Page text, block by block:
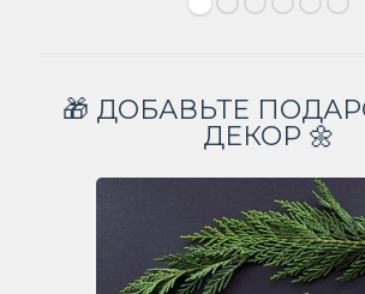
🎁 ДОБАВЬТЕ
ДЕКОР 🌼